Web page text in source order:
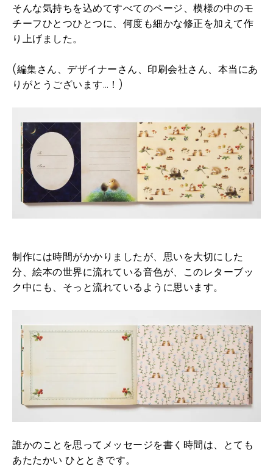
そんな気持ちを込めてすべてのページ、模様の中のモ
チーフひとつひとつに、何度も細かな修正を加えて作
り上げました。
(編集さん、デザイナーさん、印刷会社さん、本当にあ
りがとうございます…！)
制作には時間がかかりましたが、思いを大切にした
分、絵本の世界に流れている音色が、このレターブッ
ク中にも、そっと流れているように思います。
誰かのことを思ってメッセージを書く時間は、とても
あたたかい ひとときです。